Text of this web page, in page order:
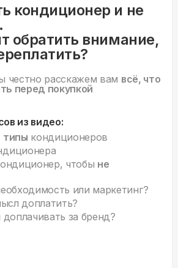
кондиционер и не
обратить внимание,
честно расскажем вам всё, что
перед покупкой
из видео:
типы кондиционеров
чтобы не
или маркетинг?
доплатить?
за бренд?